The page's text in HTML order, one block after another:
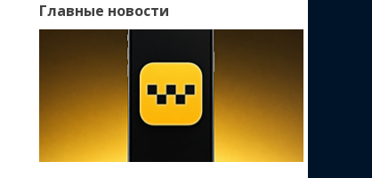
Главные новости